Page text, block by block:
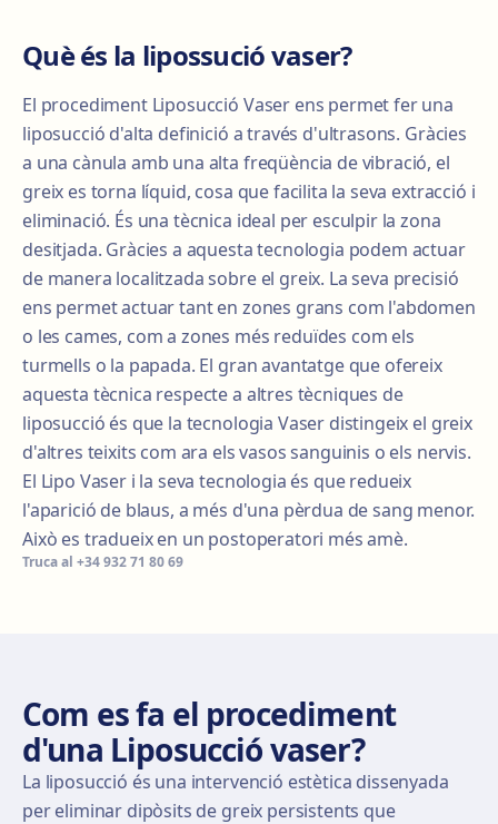
Què és la lipossució vaser?
El procediment Liposucció Vaser ens permet fer una
liposucció d'alta definició a través d'ultrasons. Gràcies
a una cànula amb una alta freqüència de vibració, el
greix es torna líquid, cosa que facilita la seva extracció i
eliminació. És una tècnica ideal per esculpir la zona
desitjada. Gràcies a aquesta tecnologia podem actuar
de manera localitzada sobre el greix. La seva precisió
ens permet actuar tant en zones grans com l'abdomen
o les cames, com a zones més reduïdes com els
turmells o la papada. El gran avantatge que ofereix
aquesta tècnica respecte a altres tècniques de
liposucció és que la tecnologia Vaser distingeix el greix
d'altres teixits com ara els vasos sanguinis o els nervis.
El Lipo Vaser i la seva tecnologia és que redueix
l'aparició de blaus, a més d'una pèrdua de sang menor.
Això es tradueix en un postoperatori més amè.
Truca al +34 932 71 80 69
Com es fa el procediment
d'una Liposucció vaser?
La liposucció és una intervenció estètica dissenyada
per eliminar dipòsits de greix persistents que